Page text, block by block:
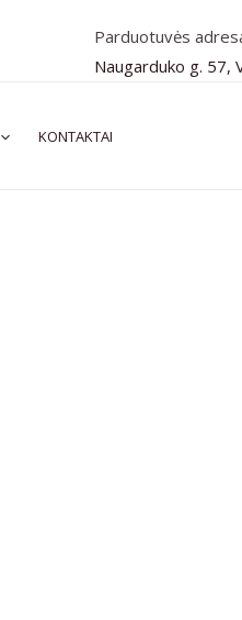
Parduotuvės
Naugarduko g. 57,
KONTAKTAI